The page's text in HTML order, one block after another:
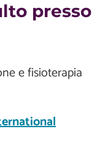
presso
e fisioterapia